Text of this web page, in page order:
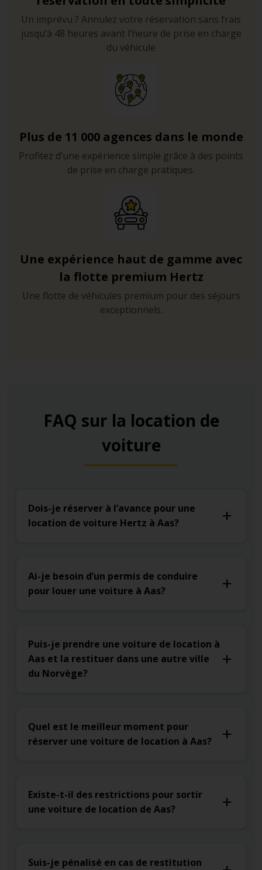
Un imprévu ? Annulez votre réservation sans frais
jusqu’à 48 heures avant l’heure de prise en charge
du véhicule
Plus de 11 000 agences dans le monde
Profitez d’une expérience simple grâce à des points
de prise en charge pratiques.
Une expérience haut de gamme avec
la flotte premium Hertz
Une flotte de véhicules premium pour des séjours
exceptionnels.
FAQ sur la location de
voiture
Dois-je réserver à l’avance pour une
location de voiture Hertz à Aas?
Ai-je besoin d’un permis de conduire
pour louer une voiture à Aas?
Puis-je prendre une voiture de location à
Aas et la restituer dans une autre ville
du Norvège?
Quel est le meilleur moment pour
réserver une voiture de location à Aas?
Existe-t-il des restrictions pour sortir
une voiture de location de Aas?
Suis-je pénalisé en cas de restitution